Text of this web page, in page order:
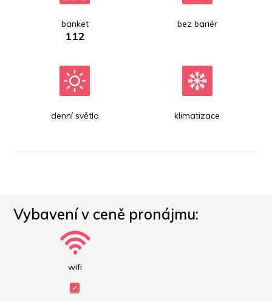
banket
112
bez bariér
denní světlo klimatizace
Vybavení v ceně pronájmu:
wifi